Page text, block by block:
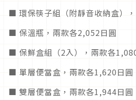
■ 環保筷子組（附靜音收納盒）
■ 保溫瓶，兩款各2,052日圓
■ 保鮮盒組（2入），兩款各
■ 單層便當盒，兩款各1,620日圓
■ 雙層便當盒，兩款各1,944日圓